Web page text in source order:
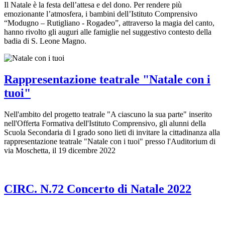
Il Natale è la festa dell’attesa e del dono. Per rendere più
emozionante l’atmosfera, i bambini dell’Istituto Comprensivo
“Modugno – Rutigliano - Rogadeo”, attraverso la magia del canto,
hanno rivolto gli auguri alle famiglie nel suggestivo contesto della
badia di S. Leone Magno.
Rappresentazione teatrale "Natale con i
tuoi"
Nell'ambito del progetto teatrale "A ciascuno la sua parte" inserito
nell'Offerta Formativa dell'Istituto Comprensivo, gli alunni della
Scuola Secondaria di I grado sono lieti di invitare la cittadinanza alla
rappresentazione teatrale "Natale con i tuoi" presso l'Auditorium di
via Moschetta, il 19 dicembre 2022
CIRC. N.72 Concerto di Natale 2022